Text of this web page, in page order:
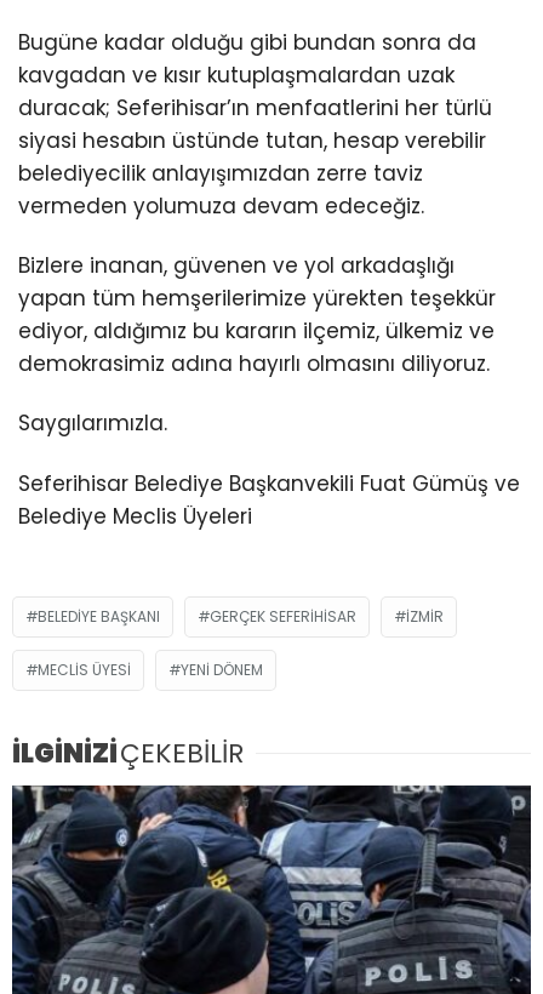
Bugüne kadar olduğu gibi bundan sonra da
kavgadan ve kısır kutuplaşmalardan uzak
duracak; Seferihisar’ın menfaatlerini her türlü
siyasi hesabın üstünde tutan, hesap verebilir
belediyecilik anlayışımızdan zerre taviz
vermeden yolumuza devam edeceğiz.
Bizlere inanan, güvenen ve yol arkadaşlığı
yapan tüm hemşerilerimize yürekten teşekkür
ediyor, aldığımız bu kararın ilçemiz, ülkemiz ve
demokrasimiz adına hayırlı olmasını diliyoruz.
Saygılarımızla.
Seferihisar Belediye Başkanvekili Fuat Gümüş ve
Belediye Meclis Üyeleri
BELEDIYE BAŞKANI GERÇEK SEFERIHISAR İZMIR
MECLIS ÜYESI YENI DÖNEM
İLGİNİZİÇEKEBİLİR